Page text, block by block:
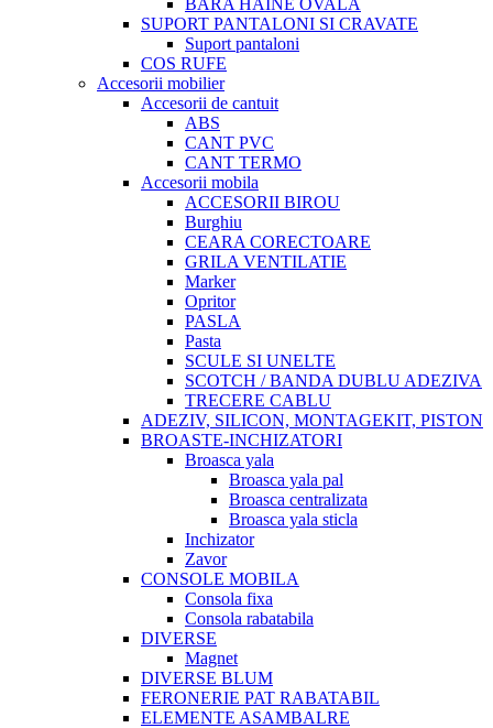
BARA HAINE OVALA
SUPORT PANTALONI SI CRAVATE
Suport pantaloni
COS RUFE
Accesorii mobilier
Accesorii de cantuit
ABS
CANT PVC
CANT TERMO
Accesorii mobila
ACCESORII BIROU
Burghiu
CEARA CORECTOARE
GRILA VENTILATIE
Marker
Opritor
PASLA
Pasta
SCULE SI UNELTE
SCOTCH / BANDA DUBLU ADEZIVA
TRECERE CABLU
ADEZIV, SILICON, MONTAGEKIT, PISTON
BROASTE-INCHIZATORI
Broasca yala
Broasca yala pal
Broasca centralizata
Broasca yala sticla
Inchizator
Zavor
CONSOLE MOBILA
Consola fixa
Consola rabatabila
DIVERSE
Magnet
DIVERSE BLUM
FERONERIE PAT RABATABIL
ELEMENTE ASAMBALRE